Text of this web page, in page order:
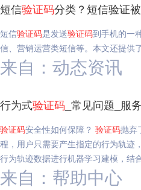
短信验证码分类？短信验证
短信验证码是发送验证码到手机的一
信、营销运营类短信等。本文还提供
来自：动态资讯
行为式验证码 _常见问题_服
验证码安全性如何保障？ 验证码抛弃
程，用户只需要产生指定的行为轨迹
行为轨迹数据进行机器学习建模，结
来自：帮助中心